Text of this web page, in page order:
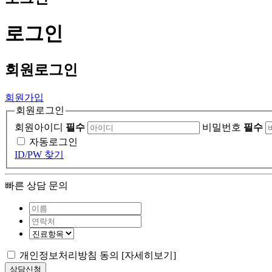
로그인
회원로그인
회원가입
회원로그인
회원아이디 필수 비밀번호 필수
자동로그인
ID/PW 찾기
빠른 상담 문의
개인정보처리방침 동의 [자세히보기]
상담신청